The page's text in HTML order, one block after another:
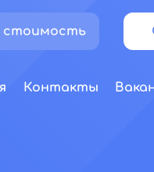
стоимость
Контакты